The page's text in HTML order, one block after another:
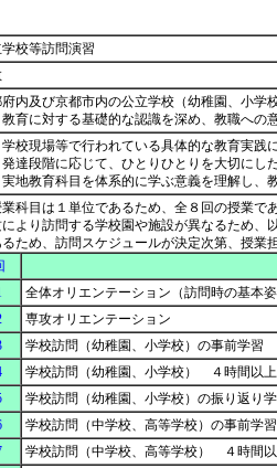
校等訪問演習
内及び京都市内の公立学校（幼稚園、小学
教育に対する基礎的な認識を深め、教職への
学校現場等で行われている具体的な教育実
発達段階に応じて、ひとりひとりを大切に
実地教育科目を体系的に学ぶ意義を理解し
科目は１単位であるため、全８回の授業で
より訪問する学校園や施設が異なるため、
ため、訪問スケジュールが決定次第、授業
全体オリエンテーション（訪問時の基本
専攻オリエンテーション
学校訪問（幼稚園、小学校）の事前学習
学校訪問（幼稚園、小学校） ４時間以
学校訪問（幼稚園、小学校）の振り返り
学校訪問（中学校、高等学校）の事前学
学校訪問（中学校、高等学校） ４時間